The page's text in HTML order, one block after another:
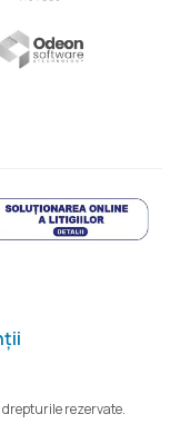
rezervate.